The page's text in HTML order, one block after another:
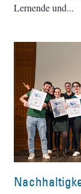
Lernende und